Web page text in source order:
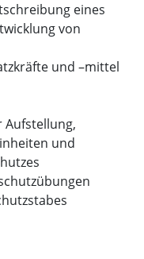
eines
von
und –mittel
Aufstellung,
und